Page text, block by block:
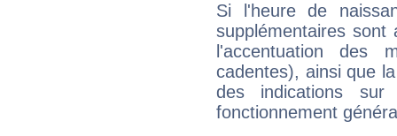
Si l'heure de
supplémentaires sont
l'accentuation des
cadentes), ainsi que
des indications sur
fonctionnement